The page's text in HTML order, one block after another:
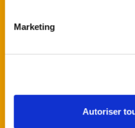
Marketing
Autoriser